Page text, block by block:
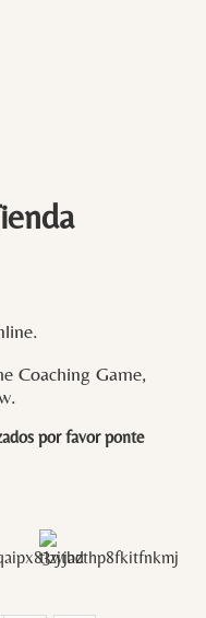
Coaching Game,
por favor ponte